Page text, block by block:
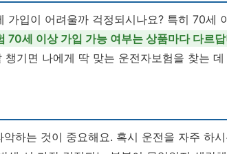
가입이 어려울까 걱정되시나요? 특히 70세
70세 이상 가입 가능 여부는 상품마다 다르답
기면 나에게 딱 맞는 운전자보험을 찾는 데
하는 것이 중요해요. 혹시 운전을 자주 하